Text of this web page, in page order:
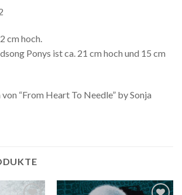
cm hoch.
Ponys ist ca. 21 cm hoch und 15 cm
“From Heart To Needle” by Sonja